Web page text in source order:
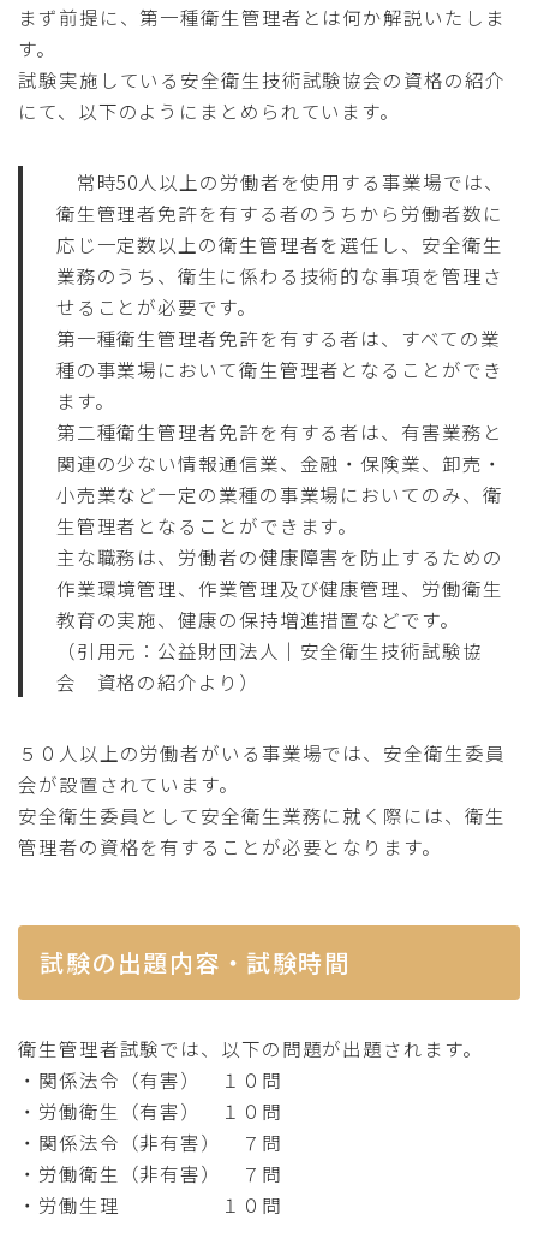
まず前提に、第一種衛生管理者とは何か解説いたしま
す。
試験実施している安全衛生技術試験協会の資格の紹介
にて、以下のようにまとめられています。
常時50人以上の労働者を使用する事業場では、
衛生管理者免許を有する者のうちから労働者数に
応じ一定数以上の衛生管理者を選任し、安全衛生
業務のうち、衛生に係わる技術的な事項を管理さ
せることが必要です。
第一種衛生管理者免許を有する者は、すべての業
種の事業場において衛生管理者となることができ
ます。
第二種衛生管理者免許を有する者は、有害業務と
関連の少ない情報通信業、金融・保険業、卸売・
小売業など一定の業種の事業場においてのみ、衛
生管理者となることができます。
主な職務は、労働者の健康障害を防止するための
作業環境管理、作業管理及び健康管理、労働衛生
教育の実施、健康の保持増進措置などです。
（引用元：公益財団法人｜安全衛生技術試験協
会 資格の紹介より）
５０人以上の労働者がいる事業場では、安全衛生委員
会が設置されています。
安全衛生委員として安全衛生業務に就く際には、衛生
管理者の資格を有することが必要となります。
試験の出題内容・試験時間
衛生管理者試験では、以下の問題が出題されます。
・関係法令（有害） １０問
・労働衛生（有害） １０問
・関係法令（非有害） ７問
・労働衛生（非有害） ７問
・労働生理 １０問